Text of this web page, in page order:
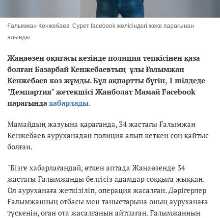
Ғалымжан Кенжебаев. Сурет facebook желісіндегі жеке парағынан
алынды
Жаңаөзен оқиғасы кезінде полиция тепкісінен қаза
болған Базарбай Кенжебаевтың ұлы Ғалымжан
Кенжебаев көз жұмды. Бұл ақпартты бүгін, 1 шілдеде
"Демпартия" жетекшісі Жанболат Мамай Facebook
парағындахабарлады.
Мамайдың жазуына қарағанда, 34 жастағы Ғалымжан
Кенжебаев ауруханадан полиция алып кеткен соң қайтыс
болған.
"Бізге хабарлағандай, өткен аптада Жаңаөзенде 34
жастағы Ғалымжанды белгісіз адамдар соққыға жыққан.
Ол ауруханаға жеткізіліп, операция жасалған. Дәрігерлер
Ғалымжанның отбасы мен таныстарына оның ауруханаға
түскенін, оған ота жасалғанын айтпаған. Ғалымжанның